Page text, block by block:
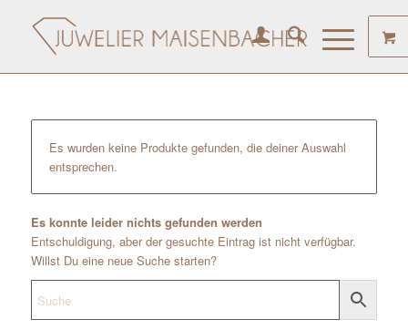
Es wurden keine Produkte gefunden, die deiner Auswahl
entsprechen.
Es konnte leider nichts gefunden werden
Entschuldigung, aber der gesuchte Eintrag ist nicht verfügbar.
Willst Du eine neue Suche starten?